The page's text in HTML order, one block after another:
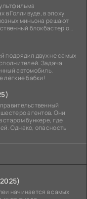
в Голливуде, в эпоху
миньона решают
блокбастер о
подрядил двух не самых
Задача
автомобиль.
лёгкие бабки!
агентов. Они
старом бункере, где
Однако, опасность
начинается в самых